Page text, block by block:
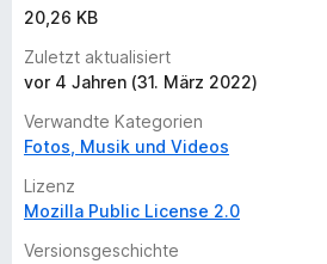
20,26 KB
Zuletzt aktualisiert
vor 4 Jahren (31. März 2022)
Verwandte Kategorien
Fotos, Musik und Videos
Lizenz
Mozilla Public License 2.0
Versionsgeschichte